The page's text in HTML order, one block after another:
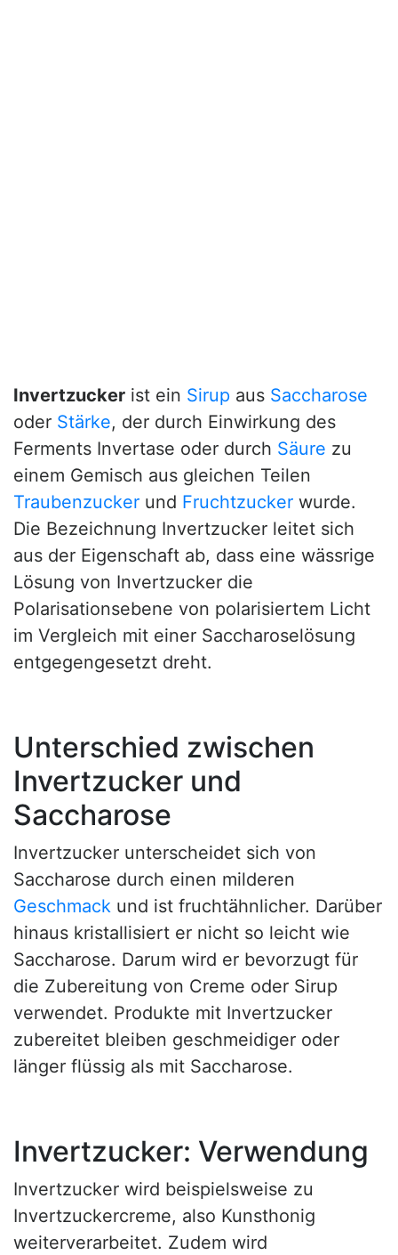
Invertzucker ist ein Sirup aus Saccharose
oder Stärke, der durch Einwirkung des
Ferments Invertase oder durch Säure zu
einem Gemisch aus gleichen Teilen
Traubenzucker und Fruchtzucker wurde.
Die Bezeichnung Invertzucker leitet sich
aus der Eigenschaft ab, dass eine wässrige
Lösung von Invertzucker die
Polarisationsebene von polarisiertem Licht
im Vergleich mit einer Saccharoselösung
entgegengesetzt dreht.
Unterschied zwischen
Invertzucker und
Saccharose
Invertzucker unterscheidet sich von
Saccharose durch einen milderen
Geschmack und ist fruchtähnlicher. Darüber
hinaus kristallisiert er nicht so leicht wie
Saccharose. Darum wird er bevorzugt für
die Zubereitung von Creme oder Sirup
verwendet. Produkte mit Invertzucker
zubereitet bleiben geschmeidiger oder
länger flüssig als mit Saccharose.
Invertzucker: Verwendung
Invertzucker wird beispielsweise zu
Invertzuckercreme, also Kunsthonig
weiterverarbeitet. Zudem wird